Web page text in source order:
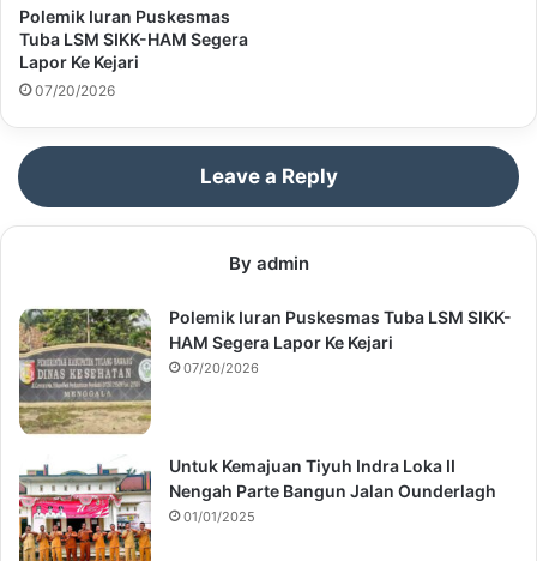
Polemik Iuran Puskesmas
Tuba LSM SIKK-HAM Segera
Lapor Ke Kejari
07/20/2026
Leave a Reply
By admin
Polemik Iuran Puskesmas Tuba LSM SIKK-
HAM Segera Lapor Ke Kejari
07/20/2026
Untuk Kemajuan Tiyuh Indra Loka II
Nengah Parte Bangun Jalan Ounderlagh
01/01/2025